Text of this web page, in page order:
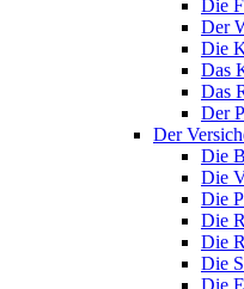
Die
Der
Die
Das
Das
Der
Der
Die
Die
Die
Die
Die
Die
Die